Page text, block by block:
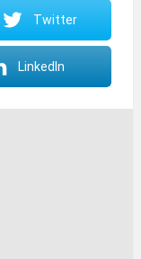
Twitter
LinkedIn